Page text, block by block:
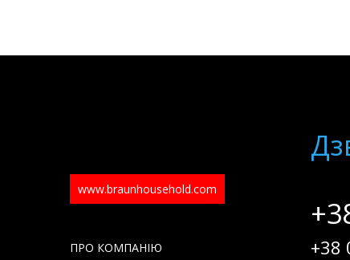
www.braunhousehold.com
ПРО КОМПАНІЮ
+38